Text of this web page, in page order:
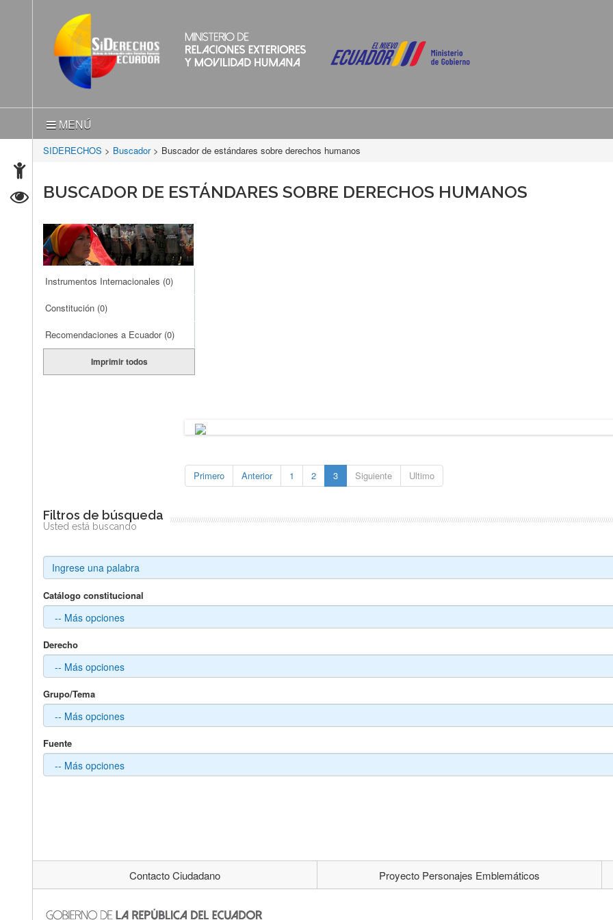
MENÚ
SIDERECHOS > Buscador > Buscador de estándares sobre derechos humanos
BUSCADOR DE ESTÁNDARES SOBRE DERECHOS HUMANOS
Instrumentos Internacionales (0)
Constitución (0)
Recomendaciones a Ecuador (0)
Imprimir todos
Primero Anterior 1 2 3 Siguiente Ultimo
Filtros de búsqueda
Usted está buscando
Catálogo constitucional
Derecho
Grupo/Tema
Fuente
Contacto Ciudadano Proyecto Personajes Emblemáticos